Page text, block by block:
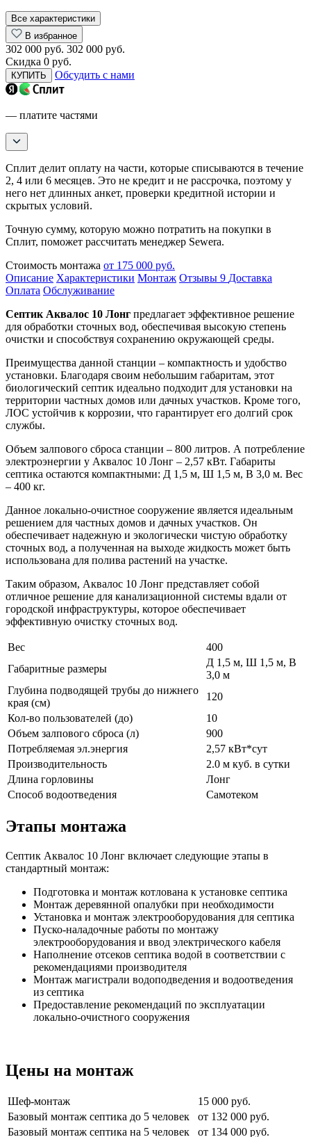
Все характеристики
В избранное
302 000 руб. 302 000 руб.
Скидка 0 руб.
КУПИТЬ Обсудить с нами
— платите частями
Сплит делит оплату на части, которые списываются в течение
2, 4 или 6 месяцев. Это не кредит и не рассрочка, поэтому у
него нет длинных анкет, проверки кредитной истории и
скрытых условий.
Точную сумму, которую можно потратить на покупки в
Сплит, поможет рассчитать менеджер Sewera.
Стоимость монтажа от 175 000 руб.
Описание Характеристики Монтаж Отзывы 9 Доставка
Оплата Обслуживание
Септик Аквалос 10 Лонг предлагает эффективное решение
для обработки сточных вод, обеспечивая высокую степень
очистки и способствуя сохранению окружающей среды.
Преимущества данной станции – компактность и удобство
установки. Благодаря своим небольшим габаритам, этот
биологический септик идеально подходит для установки на
территории частных домов или дачных участков. Кроме того,
ЛОС устойчив к коррозии, что гарантирует его долгий срок
службы.
Объем залпового сброса станции – 800 литров. А потребление
электроэнергии у Аквалос 10 Лонг – 2,57 кВт. Габариты
септика остаются компактными: Д 1,5 м, Ш 1,5 м, В 3,0 м. Вес
– 400 кг.
Данное локально-очистное сооружение является идеальным
решением для частных домов и дачных участков. Он
обеспечивает надежную и экологически чистую обработку
сточных вод, а полученная на выходе жидкость может быть
использована для полива растений на участке.
Таким образом, Аквалос 10 Лонг представляет собой
отличное решение для канализационной системы вдали от
городской инфраструктуры, которое обеспечивает
эффективную очистку сточных вод.
Вес
400
Габаритные размеры
Д 1,5 м, Ш 1,5 м, В
3,0 м
Глубина подводящей трубы до нижнего
края (см)
120
Кол-во пользователей (до)
10
Объем залпового сброса (л)
900
Потребляемая эл.энергия
2,57 кВт*сут
Производительность
2.0 м куб. в сутки
Длина горловины
Лонг
Способ водоотведения
Самотеком
Этапы монтажа
Септик Аквалос 10 Лонг включает следующие этапы в
стандартный монтаж:
Подготовка и монтаж котлована к установке септика
Монтаж деревянной опалубки при необходимости
Установка и монтаж электрооборудования для септика
Пуско-наладочные работы по монтажу
электрооборудования и ввод электрического кабеля
Наполнение отсеков септика водой в соответствии с
рекомендациями производителя
Монтаж магистрали водоподведения и водоотведения
из септика
Предоставление рекомендаций по эксплуатации
локально-очистного сооружения
Цены на монтаж
Шеф-монтаж
15 000 руб.
Базовый монтаж септика до 5 человек
от 132 000 руб.
Базовый монтаж септика на 5 человек
от 134 000 руб.